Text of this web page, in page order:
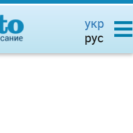
укр
рус